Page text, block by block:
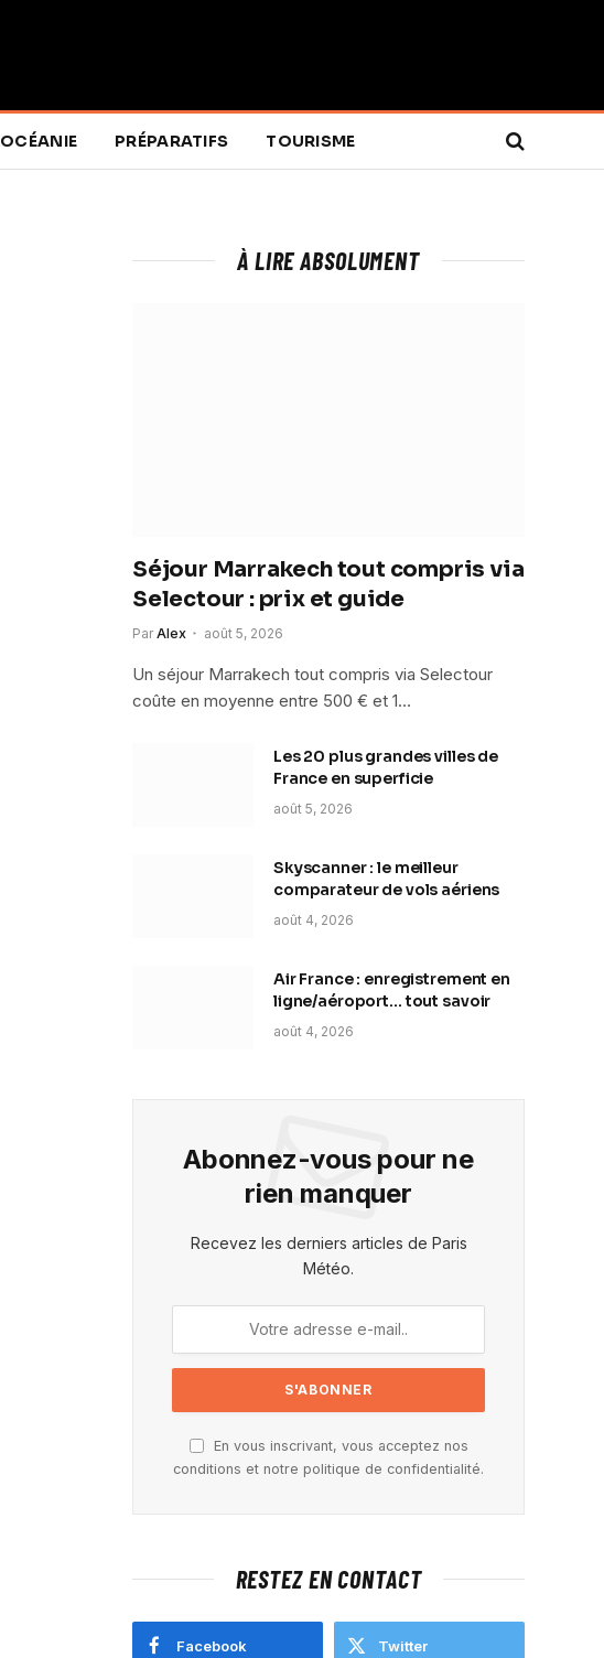
OCÉANIE PRÉPARATIFS TOURISME
À LIRE ABSOLUMENT
Séjour Marrakech tout compris via
Selectour : prix et guide
Par Alex août 5, 2026
Un séjour Marrakech tout compris via Selectour
coûte en moyenne entre 500 € et 1…
Les 20 plus grandes villes de
France en superficie
août 5, 2026
Skyscanner : le meilleur
comparateur de vols aériens
août 4, 2026
Air France : enregistrement en
ligne/aéroport… tout savoir
août 4, 2026
Abonnez-vous pour ne
rien manquer
Recevez les derniers articles de Paris
Météo.
En vous inscrivant, vous acceptez nos
conditions et notre politique de confidentialité.
RESTEZ EN CONTACT
Facebook Twitter